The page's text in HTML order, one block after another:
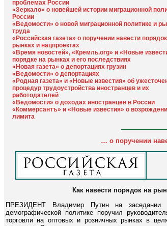
проблемах России
«Зеркало» о новейшей истории миграционной
России
«Ведомости» о новой миграционной политике и
труда
«Российская газета» о поручении навести
рынках и нацпроектах
«Время новостей», «Кремль.org» и «Новые
порядке на рынках и его последствиях
«Новая газета» о депортациях грузин
«Ведомости» о депортациях
«Родная газета» и «Новые известия» об
процедур трудоустройства иностранцев и их
работодателей
«Ведомости» о доходах иностранцев в России
«Коммерсантъ» и «Новые известия» о
лимита
… о поручении
Как навести порядок на
ПРЕЗИДЕНТ Владимир Путин на заседании
демографической политике поручил
торговли на оптовых и розничных рынках в